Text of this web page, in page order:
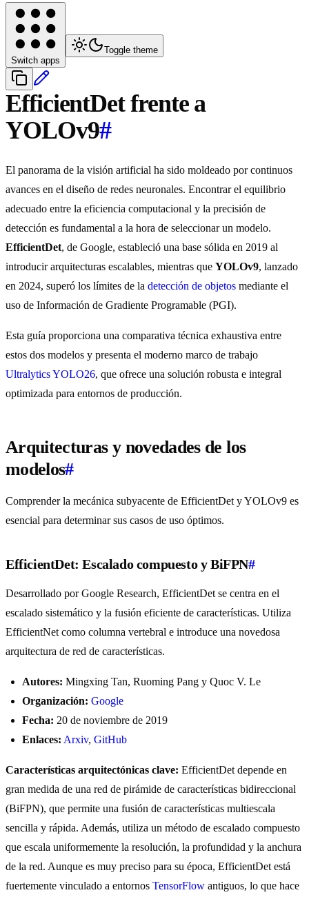
Switch apps
Toggle theme
EfficientDet frente a
YOLOv9#
El panorama de la visión artificial ha sido moldeado por continuos
avances en el diseño de redes neuronales. Encontrar el equilibrio
adecuado entre la eficiencia computacional y la precisión de
detección es fundamental a la hora de seleccionar un modelo.
EfficientDet, de Google, estableció una base sólida en 2019 al
introducir arquitecturas escalables, mientras que YOLOv9, lanzado
en 2024, superó los límites de la detección de objetos mediante el
uso de Información de Gradiente Programable (PGI).
Esta guía proporciona una comparativa técnica exhaustiva entre
estos dos modelos y presenta el moderno marco de trabajo
Ultralytics YOLO26, que ofrece una solución robusta e integral
optimizada para entornos de producción.
Arquitecturas y novedades de los
modelos#
Comprender la mecánica subyacente de EfficientDet y YOLOv9 es
esencial para determinar sus casos de uso óptimos.
EfficientDet: Escalado compuesto y BiFPN#
Desarrollado por Google Research, EfficientDet se centra en el
escalado sistemático y la fusión eficiente de características. Utiliza
EfficientNet como columna vertebral e introduce una novedosa
arquitectura de red de características.
Autores: Mingxing Tan, Ruoming Pang y Quoc V. Le
Organización: Google
Fecha: 20 de noviembre de 2019
Enlaces: Arxiv, GitHub
Características arquitectónicas clave: EfficientDet depende en
gran medida de una red de pirámide de características bidireccional
(BiFPN), que permite una fusión de características multiescala
sencilla y rápida. Además, utiliza un método de escalado compuesto
que escala uniformemente la resolución, la profundidad y la anchura
de la red. Aunque es muy preciso para su época, EfficientDet está
fuertemente vinculado a entornos TensorFlow antiguos, lo que hace